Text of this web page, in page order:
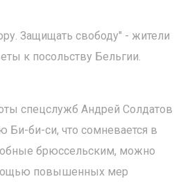
Защищать свободу" - жители
к посольству Бельгии.
спецслужб Андрей Солдатов
Би-би-си, что сомневается в
брюссельским, можно
повышенных мер